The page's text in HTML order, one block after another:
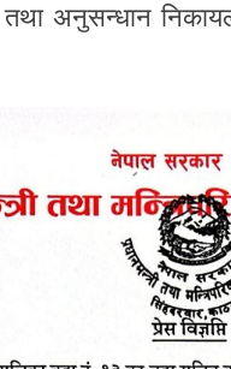
तथा अनुसन्धान